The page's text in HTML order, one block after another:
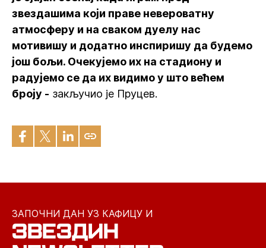
звездашима који праве невероватну
атмосферу и на сваком дуелу нас
мотивишу и додатно инспиришу да будемо
још бољи. Очекујемо их на стадиону и
радујемо се да их видимо у што већем
броју - закључио је Пруцев.
ЗАПОЧНИ ДАН УЗ КАФИЦУ И
ЗВЕЗДИН